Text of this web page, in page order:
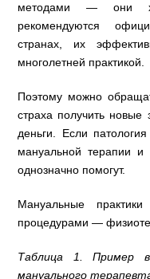
методами — они
рекомендуются
странах, их
многолетней практикой.
Поэтому можно
страха получить новые
деньги. Если
мануальной терапии
однозначно помогут.
Мануальные
процедурами —
Таблица 1. Пример
мануального